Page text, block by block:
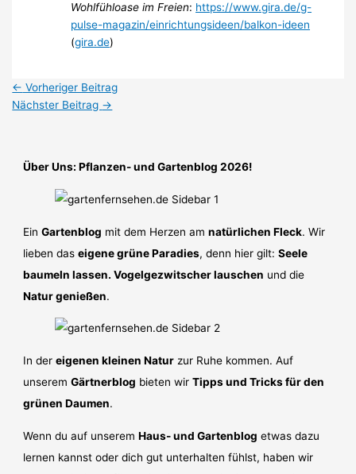
Wohlfühloase im Freien: https://www.gira.de/g-
pulse-magazin/einrichtungsideen/balkon-ideen
(gira.de)
← Vorheriger Beitrag
Nächster Beitrag →
Über Uns: Pflanzen- und Gartenblog 2026!
EinGartenblog mit dem Herzen amnatürlichen Fleck. Wir
lieben daseigene grüne Paradies, denn hier gilt:Seele
baumeln lassen. Vogelgezwitscher lauschen und die
Natur genießen.
In dereigenen kleinen Natur zur Ruhe kommen. Auf
unseremGärtnerblog bieten wirTipps und Tricks für den
grünen Daumen.
Wenn du auf unseremHaus- und Gartenblog etwas dazu
lernen kannst oder dich gut unterhalten fühlst, haben wir